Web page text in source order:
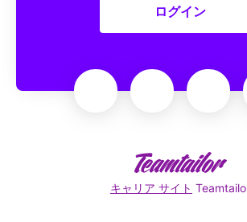
ログイン
キャリア サイト